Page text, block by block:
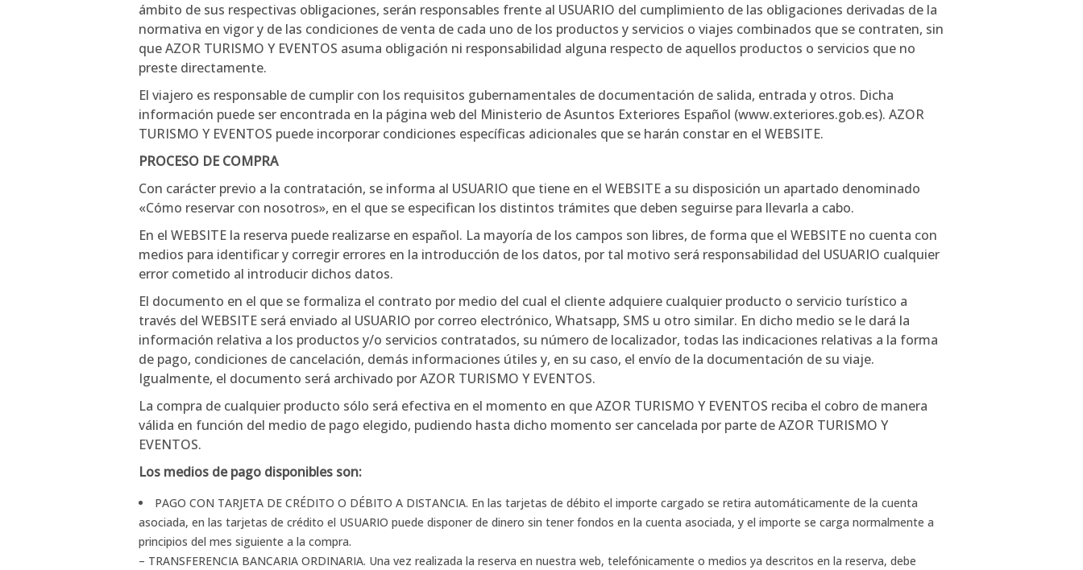
ámbito de sus respectivas obligaciones, serán responsables frente al USUARIO del cumplimiento de las obligaciones derivadas de la
normativa en vigor y de las condiciones de venta de cada uno de los productos y servicios o viajes combinados que se contraten, sin
que AZOR TURISMO Y EVENTOS asuma obligación ni responsabilidad alguna respecto de aquellos productos o servicios que no
preste directamente.
El viajero es responsable de cumplir con los requisitos gubernamentales de documentación de salida, entrada y otros. Dicha
información puede ser encontrada en la página web del Ministerio de Asuntos Exteriores Español (www.exteriores.gob.es). AZOR
TURISMO Y EVENTOS puede incorporar condiciones específicas adicionales que se harán constar en el WEBSITE.
PROCESO DE COMPRA
Con carácter previo a la contratación, se informa al USUARIO que tiene en el WEBSITE a su disposición un apartado denominado
«Cómo reservar con nosotros», en el que se especifican los distintos trámites que deben seguirse para llevarla a cabo.
En el WEBSITE la reserva puede realizarse en español. La mayoría de los campos son libres, de forma que el WEBSITE no cuenta con
medios para identificar y corregir errores en la introducción de los datos, por tal motivo será responsabilidad del USUARIO cualquier
error cometido al introducir dichos datos.
El documento en el que se formaliza el contrato por medio del cual el cliente adquiere cualquier producto o servicio turístico a
través del WEBSITE será enviado al USUARIO por correo electrónico, Whatsapp, SMS u otro similar. En dicho medio se le dará la
información relativa a los productos y/o servicios contratados, su número de localizador, todas las indicaciones relativas a la forma
de pago, condiciones de cancelación, demás informaciones útiles y, en su caso, el envío de la documentación de su viaje.
Igualmente, el documento será archivado por AZOR TURISMO Y EVENTOS.
La compra de cualquier producto sólo será efectiva en el momento en que AZOR TURISMO Y EVENTOS reciba el cobro de manera
válida en función del medio de pago elegido, pudiendo hasta dicho momento ser cancelada por parte de AZOR TURISMO Y
EVENTOS.
Los medios de pago disponibles son:
PAGO CON TARJETA DE CRÉDITO O DÉBITO A DISTANCIA. En las tarjetas de débito el importe cargado se retira automáticamente de la cuenta
asociada, en las tarjetas de crédito el USUARIO puede disponer de dinero sin tener fondos en la cuenta asociada, y el importe se carga normalmente a
principios del mes siguiente a la compra.
– TRANSFERENCIA BANCARIA ORDINARIA. Una vez realizada la reserva en nuestra web, telefónicamente o medios ya descritos en la reserva, debe